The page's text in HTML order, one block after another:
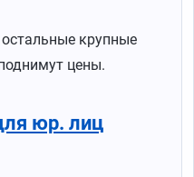
крупные
цены.
юр. лиц